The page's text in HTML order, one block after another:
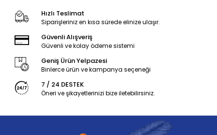
Hızlı Teslimat
Siparişleriniz en kısa sürede elinize ulaşır.
Güvenli Alışveriş
Güvenli ve kolay ödeme sistemi
Geniş Ürün Yelpazesi
Binlerce ürün ve kampanya seçeneği
7 / 24 DESTEK
Öneri ve şikayetlerinizi bize iletebilirsiniz.